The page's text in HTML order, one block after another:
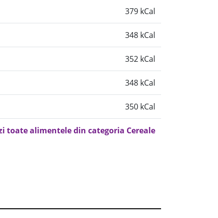
379 kCal
348 kCal
352 kCal
348 kCal
350 kCal
toate alimentele din categoria Cereale